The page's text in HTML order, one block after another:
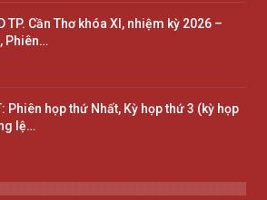
TP. Cần Thơ khóa XI, nhiệm kỳ 2026 –
Phiên…
Phiên họp thứ Nhất, Kỳ họp thứ 3 (kỳ họp
lệ…